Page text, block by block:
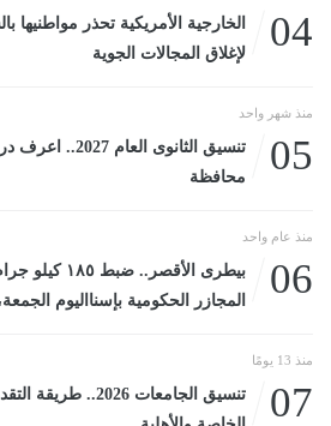
04
الخارجية الأمريكية تحذر مواطنيها
لإغلاق المجالات الجوية
منذ شهر واحد
05
محافظة
منذ عام واحد
06
بيطرى الأقصر..
المجازر الحكومية بإسنااليوم الجمعة، 4 أبريل 2025 08:54
منذ 13 يومًا
07
تنسيق الجامعات